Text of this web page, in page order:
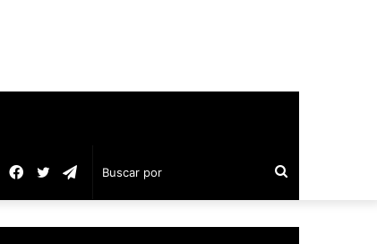
Buscar
por
Telegram
Twitter
Facebook